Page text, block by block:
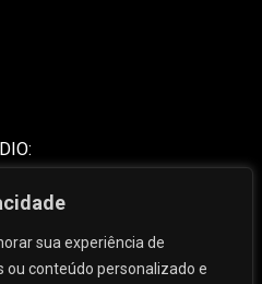
sua experiência de
ou conteúdo personalizado e